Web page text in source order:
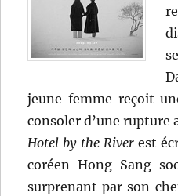
jeune femme reçoit
consoler d’une rupture
Hotel by the Riverest
coréen Hong Sang-
surprenant par son